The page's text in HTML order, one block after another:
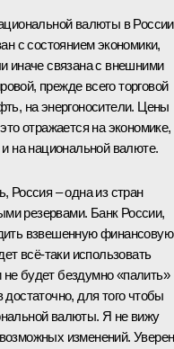
валюты в
с состоянием экономики,
иначе связана с внешними
прежде всего торговой
на энергоносители. Цены
отражается на экономике,
на национальной валюте.
Россия – одна из стран
резервами. Банк России,
взвешенную финансовую
всё‑таки использовать
будет бездумно «палить»
для того чтобы
валюты. Я не вижу
изменений.